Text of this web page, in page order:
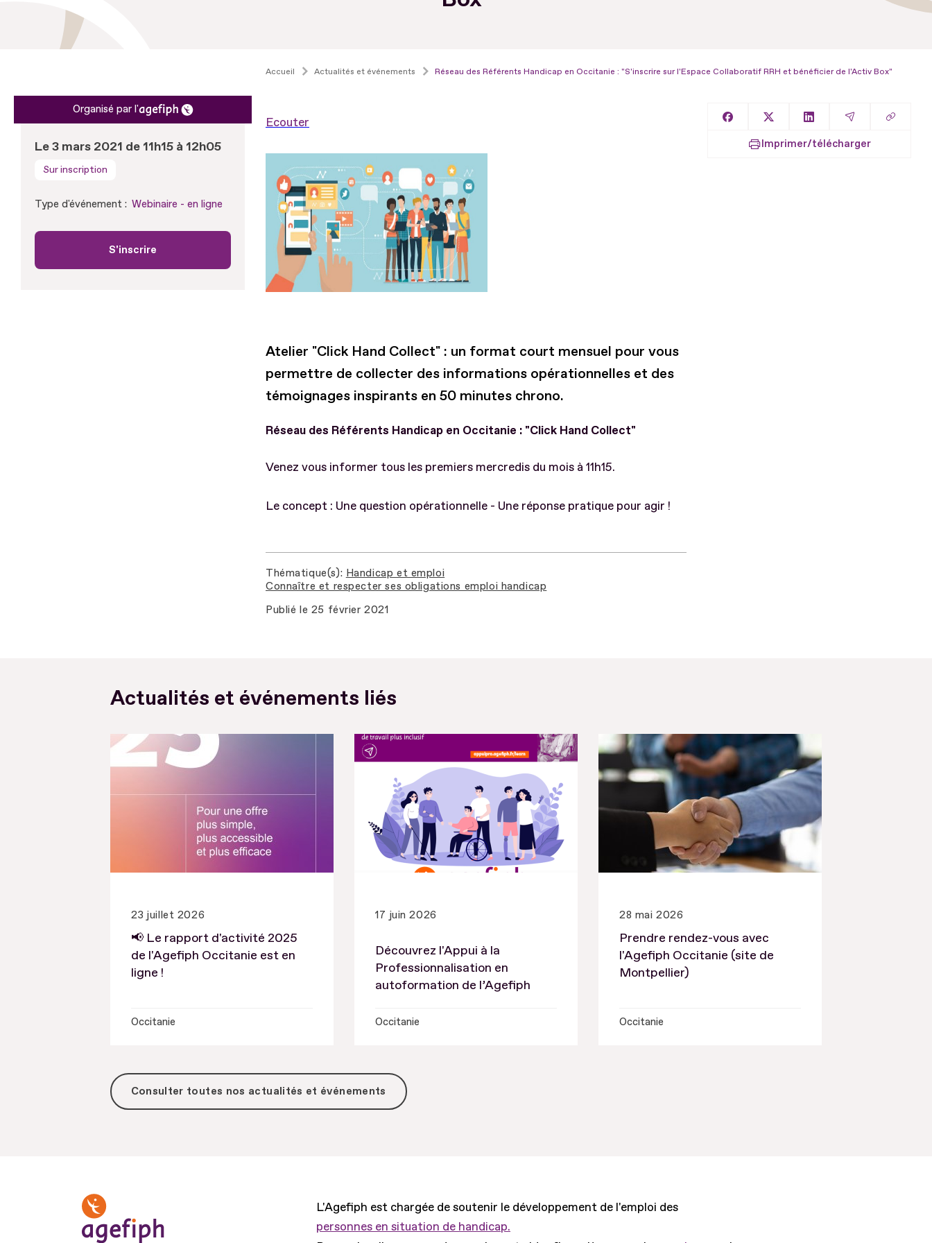
Accueil Actualités et événements Réseau des Référents Handicap en Occitanie : "S'inscrire sur l'Espace Collaboratif RRH et bénéficier de l'Activ Box"
Organisé par l'
Le 3 mars 2021 de 11h15 à 12h05
Sur inscription
Type d'événement : Webinaire - en ligne
S'inscrire
Ecouter
Atelier "Click Hand Collect" : un format court mensuel pour vous
permettre de collecter des informations opérationnelles et des
témoignages inspirants en 50 minutes chrono.
Réseau des Référents Handicap en Occitanie : "Click Hand Collect"
Venez vous informer tous les premiers mercredis du mois à 11h15.
Le concept : Une question opérationnelle - Une réponse pratique pour agir !
Thématique(s) Handicap et emploi
Connaître et respecter ses obligations emploi handicap
Publié le 25 février 2021
Partager sur Facebook
Partager sur XPartager sur LinkedIn
Partager par
Copier
Imprimer/télécharger
Actualités et événements liés
23 juillet 2026
📢 Le rapport d'activité 2025
de l'Agefiph Occitanie est en
ligne !
Occitanie
17 juin 2026
Découvrez l'Appui à la
Professionnalisation en
autoformation de l’Agefiph
Occitanie
28 mai 2026
Prendre rendez-vous avec
l'Agefiph Occitanie (site de
Montpellier)
Occitanie
Consulter toutes nos actualités et événements
L'Agefiph est chargée de soutenir le développement de l'emploi des
personnes en situation de handicap.